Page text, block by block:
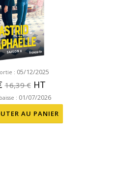
: 05/12/2025
16,39 €HT
: 01/07/2026